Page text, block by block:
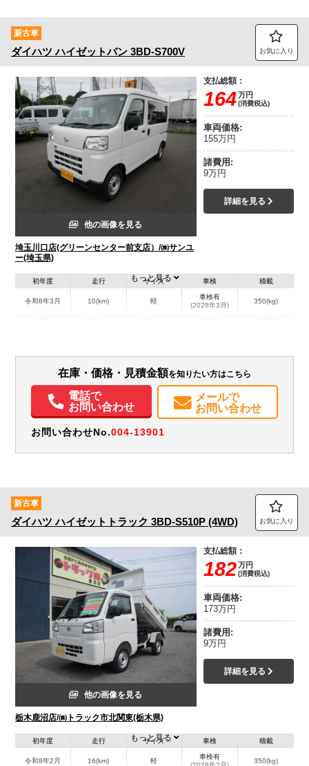
新古車
ダイハツ ハイゼットバン 3BD-S700V お気に入り
他の画像を見る
埼玉川口店(グリーンセンター前支店）/㈱サンユ
ー(埼玉県)
支払総額：
164万円
(消費税込)
車両価格:
155万円
諸費用:
9万円
詳細を見る
初年度
令和8年3月
走行
10(km)
サイズ
軽
車検
車検有
(2028年3月)
積載
350(kg)
装備情報
エアコン パワステ パワーウィンドウ エアバッグ
集中ドアロック
電動格納ミラー
カーナビ TV バックモニター
記録簿（一部含む）
メンテナンスノート（保証書）
もっと見る
在庫・価格・見積金額を知りたい方はこちら
電話で
お問い合わせ
メールで
お問い合わせ
お問い合わせNo.004-13901
新古車
ダイハツ ハイゼットトラック 3BD-S510P (4WD) お気に入り
他の画像を見る
栃木鹿沼店/㈱トラック市北関東(栃木県)
支払総額：
182万円
(消費税込)
車両価格:
173万円
諸費用:
9万円
詳細を見る
初年度
令和8年2月
走行
16(km)
サイズ
軽
車検
車検有
積載
350(kg)
もっと見る